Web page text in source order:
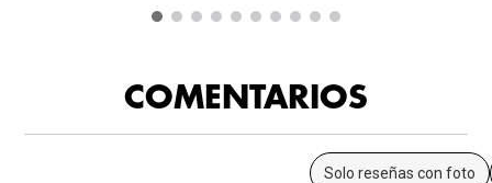
COMENTARIOS
Solo reseñas con foto